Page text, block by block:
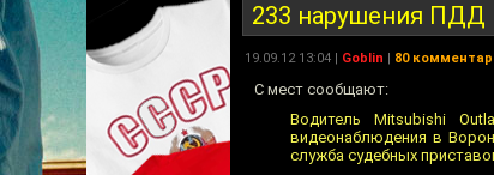
233 нарушения ПДД
19.09.12 13:04 | Goblin | 80
С мест сообщают:
Водитель Мitsubishi
видеонаблюдения в
служба судебных